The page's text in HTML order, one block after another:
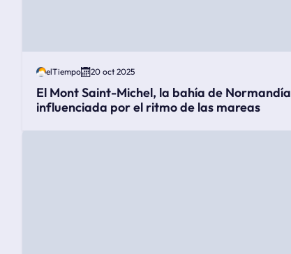
elTiempo 20 oct 2025
El Mont Saint-Michel, la bahía de Normandía
influenciada por el ritmo de las mareas